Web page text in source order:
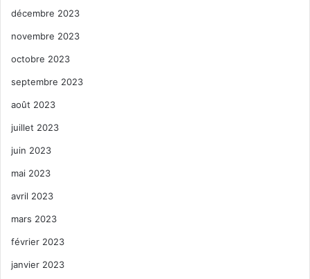
décembre 2023
novembre 2023
octobre 2023
septembre 2023
août 2023
juillet 2023
juin 2023
mai 2023
avril 2023
mars 2023
février 2023
janvier 2023